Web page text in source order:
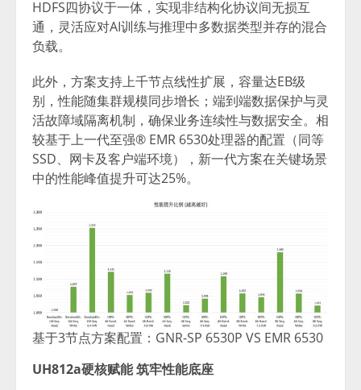
HDFS四协议于一体，实现非结构化协议间无损互
通，灵活应对AI训练与推理中多数据类型并存的混合
负载。
此外，方案支持上千节点线性扩展，容量达EB级
别，性能随集群规模同步增长；端到端数据保护与灵
活故障域隔离机制，确保业务连续性与数据安全。相
较基于上一代至强® EMR 6530处理器的配置（同等
SSD、网卡及客户端环境），新一代方案在关键场景
中的性能峰值提升可达25%。
基于3节点方案配置：GNR-SP 6530P VS EMR 6530
UH812a硬核赋能筑牢性能底座